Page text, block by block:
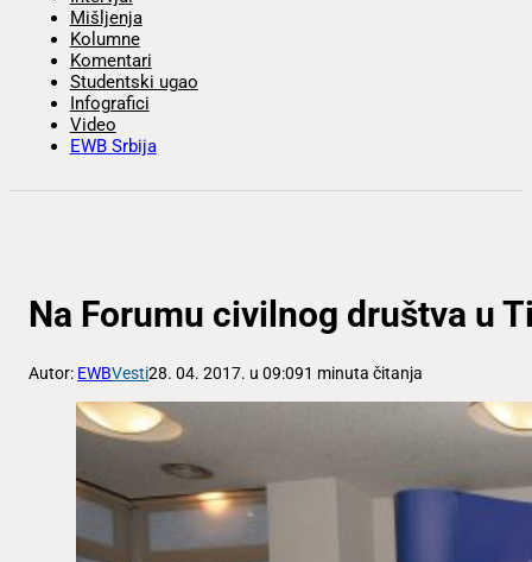
Mišljenja
Kolumne
Komentari
Studentski ugao
Infografici
Video
EWB Srbija
Na Forumu civilnog društva u
Autor: EWBVesti28. 04. 2017. u 09:091 minuta čitanja